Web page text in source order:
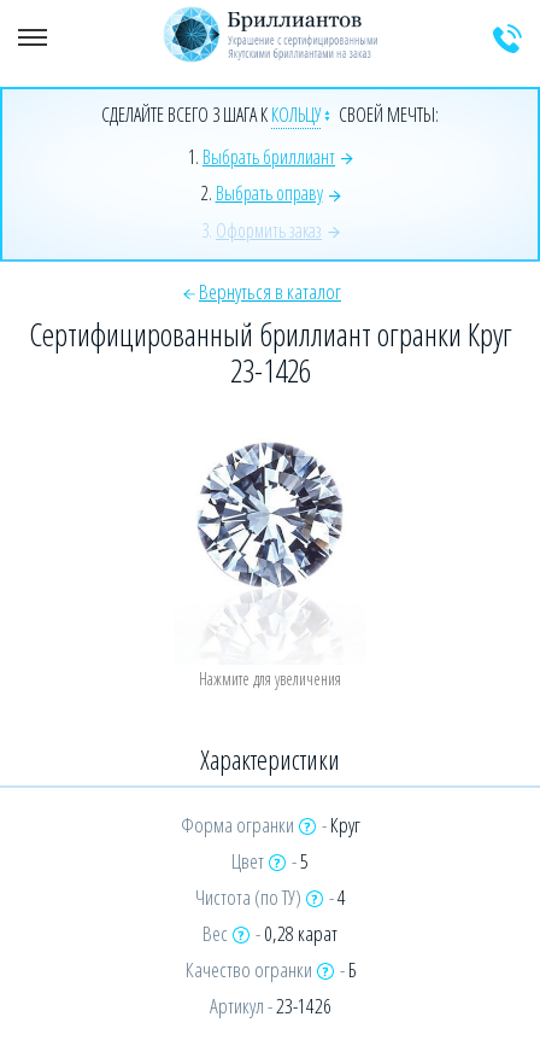
+7 (925) 589-64-91 Заказать звонок эксперта
СДЕЛАЙТЕ ВСЕГО 3 ШАГА ККОЛЬЦУ
СВОЕЙ МЕЧТЫ:
1. Выбрать бриллиант
2. Выбрать оправу
3. Оформить заказ
Вернуться в каталог
Сертифицированный бриллиант огранки Круг
23-1426
Характеристики
Форма огранки -Круг
Цвет
-5
Чистота (по ТУ)
-4
Вес
-0,28 карат
Качество огранки
-Б
Артикул -23-1426